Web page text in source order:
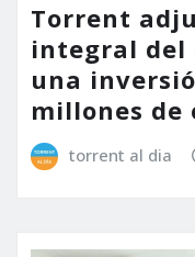
Torrent
integral del
una
millones de
torrent al dia